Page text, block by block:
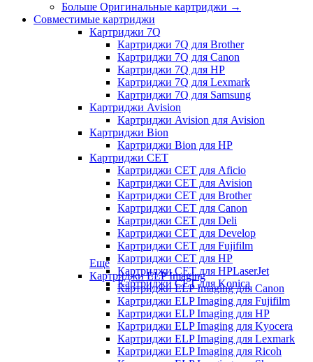
Больше Оригинальные картриджи →
Совместимые картриджи
Картриджи 7Q
Картриджи 7Q для Brother
Картриджи 7Q для Canon
Картриджи 7Q для HP
Картриджи 7Q для Lexmark
Картриджи 7Q для Samsung
Картриджи Avision
Картриджи Avision для Avision
Картриджи Bion
Картриджи Bion для HP
Картриджи CET
Картриджи CET для Aficio
Картриджи CET для Avision
Картриджи CET для Brother
Картриджи CET для Canon
Картриджи CET для Deli
Картриджи CET для Develop
Картриджи CET для Fujifilm
Картриджи CET для HP
Картриджи CET для HPLaserJet
Картриджи CET для Konica
Еще
Картриджи ELP Imaging
Картриджи ELP Imaging для Canon
Картриджи ELP Imaging для Fujifilm
Картриджи ELP Imaging для HP
Картриджи ELP Imaging для Kyocera
Картриджи ELP Imaging для Lexmark
Картриджи ELP Imaging для Ricoh